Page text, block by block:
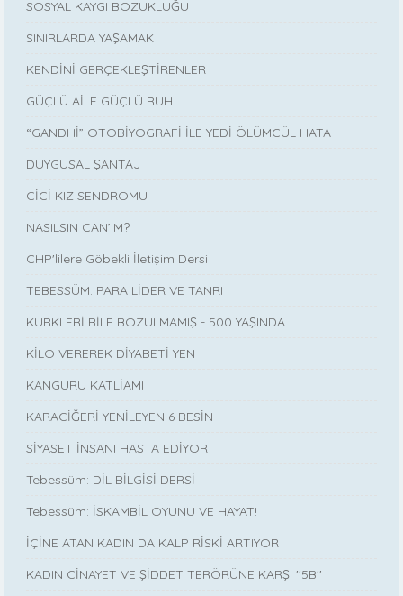
SOSYAL KAYGI BOZUKLUĞU
SINIRLARDA YAŞAMAK
KENDİNİ GERÇEKLEŞTİRENLER
GÜÇLÜ AİLE GÜÇLÜ RUH
“GANDHİ” OTOBİYOGRAFİ İLE YEDİ ÖLÜMCÜL HATA
DUYGUSAL ŞANTAJ
CİCİ KIZ SENDROMU
NASILSIN CAN’IM?
CHP'lilere Göbekli İletişim Dersi
TEBESSÜM: PARA LİDER VE TANRI
KÜRKLERİ BİLE BOZULMAMIŞ - 500 YAŞINDA
KİLO VEREREK DİYABETİ YEN
KANGURU KATLİAMI
KARACİĞERİ YENİLEYEN 6 BESİN
SİYASET İNSANI HASTA EDİYOR
Tebessüm: DİL BİLGİSİ DERSİ
Tebessüm: İSKAMBİL OYUNU VE HAYAT!
İÇİNE ATAN KADIN DA KALP RİSKİ ARTIYOR
KADIN CİNAYET VE ŞİDDET TERÖRÜNE KARŞI ''5B''